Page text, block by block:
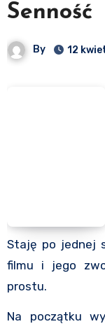
Senność
By 12
Staję po jednej
filmu i jego
prostu.
Na początku